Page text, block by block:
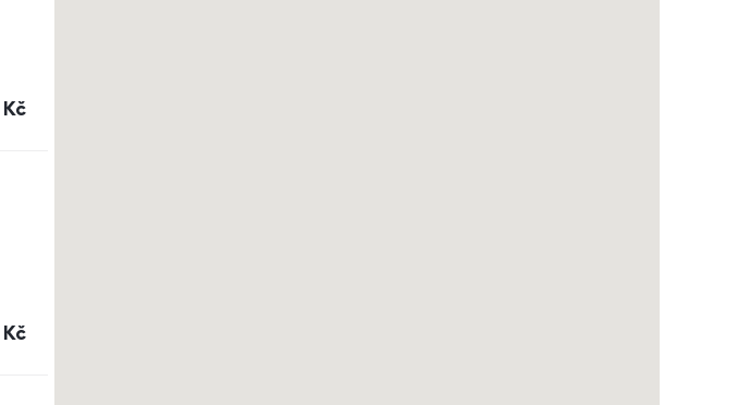
Kč
Kč